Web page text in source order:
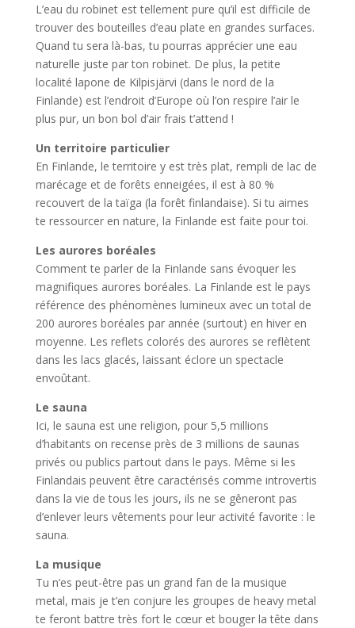
L’eau du robinet est tellement pure qu’il est difficile de
trouver des bouteilles d’eau plate en grandes surfaces.
Quand tu sera là-bas, tu pourras apprécier une eau
naturelle juste par ton robinet. De plus, la petite
localité lapone de Kilpisjärvi (dans le nord de la
Finlande) est l’endroit d’Europe où l’on respire l’air le
plus pur, un bon bol d’air frais t’attend !
Un territoire particulier
En Finlande, le territoire y est très plat, rempli de lac de
marécage et de forêts enneigées, il est à 80 %
recouvert de la taïga (la forêt finlandaise). Si tu aimes
te ressourcer en nature, la Finlande est faite pour toi.
Les aurores boréales
Comment te parler de la Finlande sans évoquer les
magnifiques aurores boréales. La Finlande est le pays
référence des phénomènes lumineux avec un total de
200 aurores boréales par année (surtout) en hiver en
moyenne. Les reflets colorés des aurores se reflètent
dans les lacs glacés, laissant éclore un spectacle
envoûtant.
Le sauna
Ici, le sauna est une religion, pour 5,5 millions
d’habitants on recense près de 3 millions de saunas
privés ou publics partout dans le pays. Même si les
Finlandais peuvent être caractérisés comme introvertis
dans la vie de tous les jours, ils ne se gêneront pas
d’enlever leurs vêtements pour leur activité favorite : le
sauna.
La musique
Tu n’es peut-être pas un grand fan de la musique
metal, mais je t’en conjure les groupes de heavy metal
te feront battre très fort le cœur et bouger la tête dans